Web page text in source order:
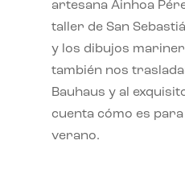
artesana Ainhoa
taller de San
y los dibujos
también nos
Bauhaus y al
cuenta cómo es
verano.